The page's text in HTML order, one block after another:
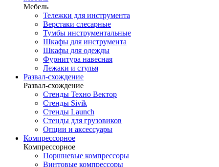
Мебель
Тележки для инструмента
Верстаки слесарные
Тумбы инструментальные
Шкафы для инструмента
Шкафы для одежды
Фурнитура навесная
Лежаки и стулья
Развал-схождение
Развал-схождение
Стенды Техно Вектор
Стенды Sivik
Стенды Launch
Стенды для грузовиков
Опции и аксессуары
Компрессорное
Компрессорное
Поршневые компрессоры
Винтовые компрессоры